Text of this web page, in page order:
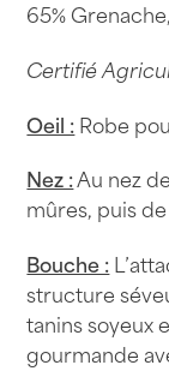
65%
Certifié
Oeil :Robe
Nez :Au nez
mûres, puis
Bouche :
structure
tanins soyeux
gourmande